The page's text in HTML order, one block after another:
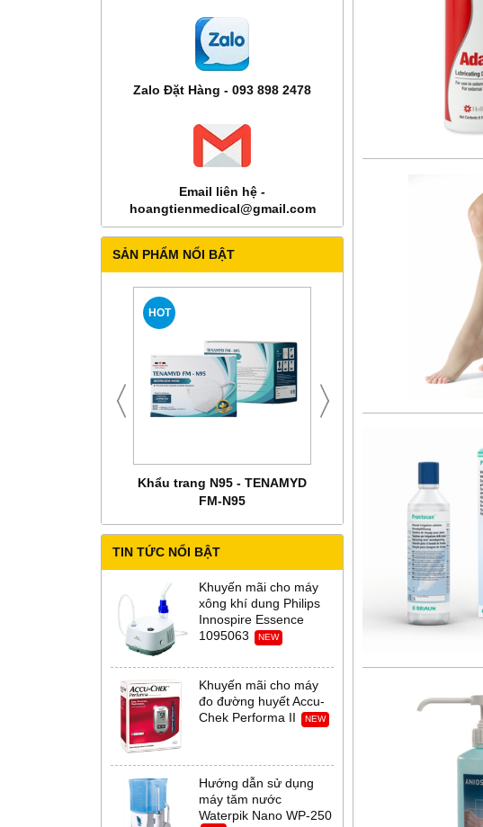
Zalo Đặt Hàng - 093 898 2478
Email liên hệ -
hoangtienmedical@gmail.com
SẢN PHẨM NỔI BẬT
HOT
Khẩu trang N95 - TENAMYD
FM-N95
Bộ trang phục phòng dịch
Thời Thanh Bình
TIN TỨC NỔI BẬT
Khuyến mãi cho máy
xông khí dung Philips
Innospire Essence
1095063
NEW
Khuyến mãi cho máy
đo đường huyết Accu-
Chek Performa II
NEW
Hướng dẫn sử dụng
máy tăm nước
Waterpik Nano WP-250